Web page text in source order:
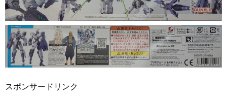
スポンサードリンク